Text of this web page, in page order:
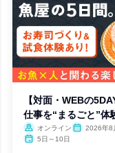
【対面・WEBの
仕事を“まるごと”体
オンライン
2026年8
5日～10日